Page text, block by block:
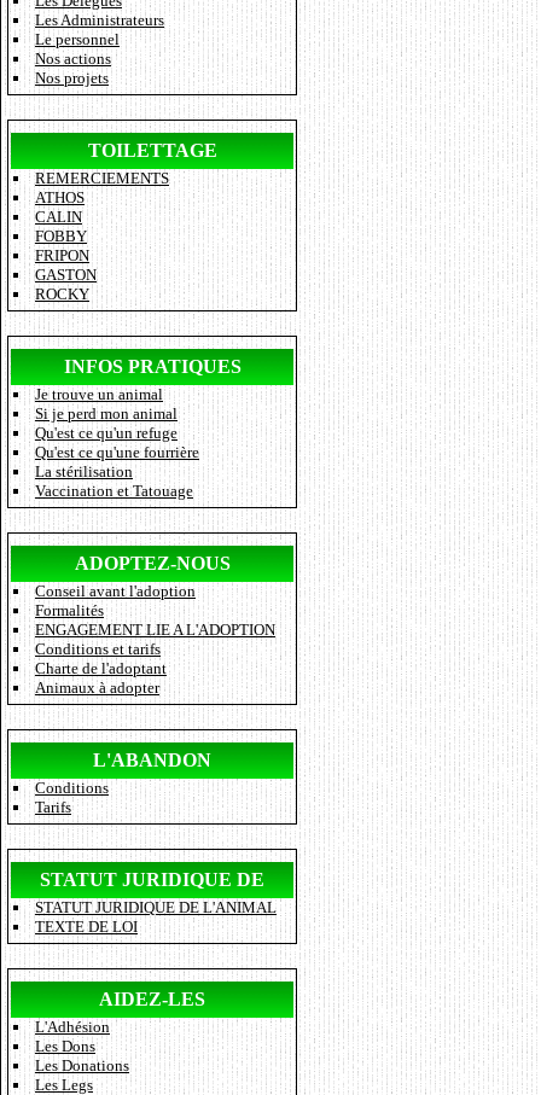
Les Administrateurs
Le personnel
Nos actions
Nos projets
TOILETTAGE
REMERCIEMENTS
ATHOS
CALIN
FOBBY
FRIPON
GASTON
ROCKY
INFOS PRATIQUES
Je trouve un animal
Si je perd mon animal
Qu'est ce qu'un refuge
Qu'est ce qu'une fourrière
La stérilisation
Vaccination et Tatouage
ADOPTEZ-NOUS
Conseil avant l'adoption
Formalités
ENGAGEMENT LIE A L'ADOPTION
Conditions et tarifs
Charte de l'adoptant
Animaux à adopter
L'ABANDON
Conditions
Tarifs
STATUT JURIDIQUE DE
L'ANIMAL
STATUT JURIDIQUE DE L'ANIMAL
TEXTE DE LOI
AIDEZ-LES
L'Adhésion
Les Dons
Les Donations
Les Legs